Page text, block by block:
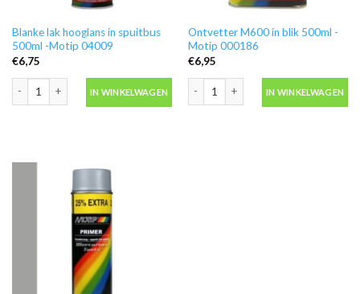
Blanke lak hooglans in spuitbus
500ml -Motip 04009
€6,75
IN WINKELWAGEN
Ontvetter M600 in blik 500ml -
Motip 000186
€6,95
IN WINKELWAGEN